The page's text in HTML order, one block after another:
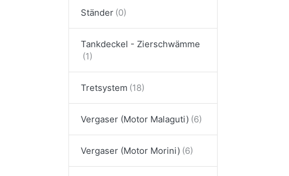
Ständer
Tankdeckel - Zierschwämme
Tretsystem
Vergaser (Motor Malaguti)
Vergaser (Motor Morini)